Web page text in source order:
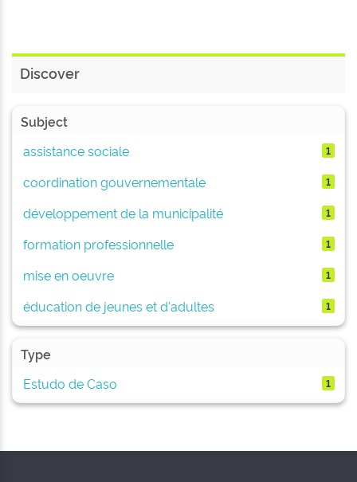
Discover
Subject
assistance sociale
1
coordination gouvernementale 1
développement de la municipalité 1
formation professionnelle 1
mise en oeuvre 1
éducation de jeunes et d'adultes 1
Type
Estudo de Caso
1